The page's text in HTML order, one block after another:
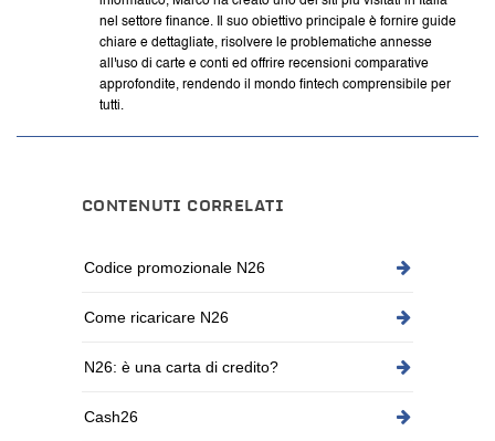
nel settore finance. Il suo obiettivo principale è fornire guide
chiare e dettagliate, risolvere le problematiche annesse
all'uso di carte e conti ed offrire recensioni comparative
approfondite, rendendo il mondo fintech comprensibile per
tutti.
CONTENUTI CORRELATI
Codice promozionale N26
Come ricaricare N26
N26: è una carta di credito?
Cash26